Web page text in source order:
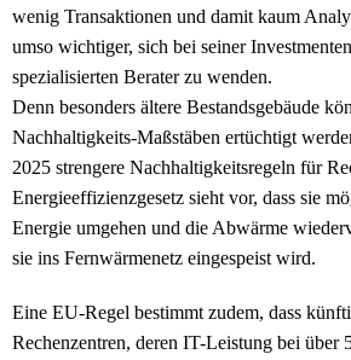
wenig Transaktionen und damit kaum
umso wichtiger, sich bei seiner
spezialisierten Berater zu wenden.
Denn besonders ältere Bestandsgebäude
Nachhaltigkeits-Maßstäben ertüchtigt
2025 strengere Nachhaltigkeitsregeln für
Energieeffizienzgesetz sieht vor, dass sie
Energie umgehen und die Abwärme
sie ins Fernwärmenetz eingespeist wird.
Eine EU-Regel bestimmt zudem, dass
Rechenzentren, deren IT-Leistung bei über